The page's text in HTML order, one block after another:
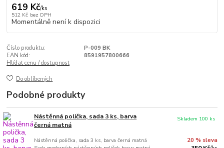
619 Kč/ks
512 Kč bez DPH
Momentálně není k dispozici
Číslo produktu:
P-009 BK
EAN kód:
8591957800666
Hlídat cenu / dostupnost
Do oblíbených
Podobné produkty
Nástěnná polička, sada 3 ks, barva
černá matná
Nástěnná polička, sada 3 ks, barva černá matná
20 % sleva
Skladem 100 ks